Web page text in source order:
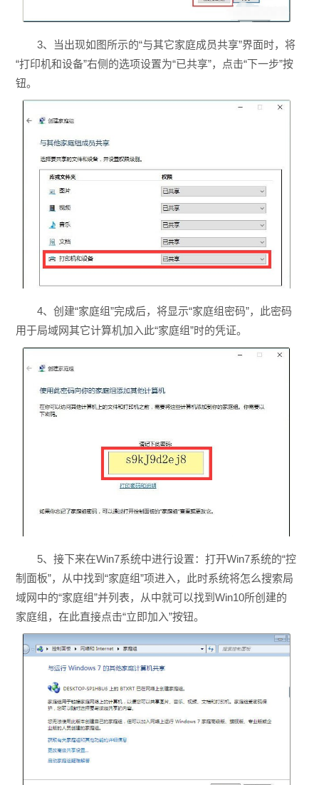
3、当出现如图所示的“与其它家庭成员共享”界面时，将
“打印机和设备”右侧的选项设置为“已共享”，点击“下一步”按
钮。
4、创建“家庭组”完成后，将显示“家庭组密码”，此密码
用于局域网其它计算机加入此“家庭组”时的凭证。
5、接下来在Win7系统中进行设置：打开Win7系统的“控
制面板”，从中找到“家庭组”项进入，此时系统将怎么搜索局
域网中的“家庭组”并列表，从中就可以找到Win10所创建的
家庭组，在此直接点击“立即加入”按钮。